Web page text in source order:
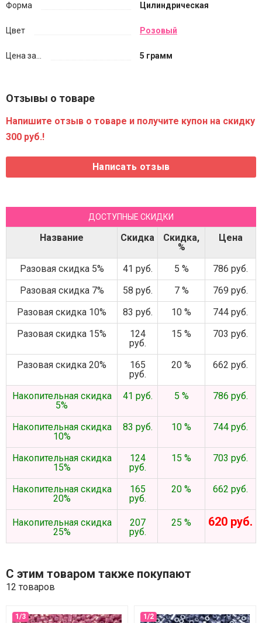
Форма Цилиндрическая
Цвет Розовый
Цена за... 5 грамм
Отзывы о товаре
Напишите отзыв о товаре и получите купон на скидку
300 руб.!
ДОСТУПНЫЕ СКИДКИ
Название Скидка
Скидка,
%
Цена
Разовая скидка 5% 41 руб. 5 %
786 руб.
Разовая скидка 7%
58 руб. 7 %
769 руб.
Разовая скидка 10%
83 руб. 10 %
744 руб.
Разовая скидка 15%
124
руб.
15 % 703 руб.
Разовая скидка 20%
165
руб.
20 % 662 руб.
Накопительная скидка
5%
41 руб. 5 % 786 руб.
Накопительная скидка
10%
83 руб. 10 % 744 руб.
Накопительная скидка
15%
124
руб.
15 % 703 руб.
Накопительная скидка
20%
165
руб.
20 % 662 руб.
Накопительная скидка
25%
207
руб.
25 % 620 руб.
С этим товаром также покупают
12 товаров